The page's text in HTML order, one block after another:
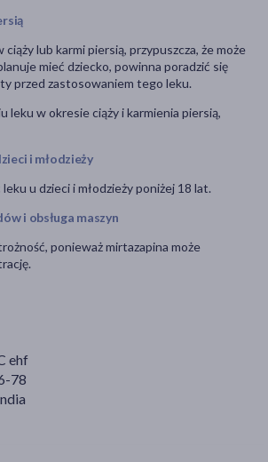
ehf
78
ciąży lub karmi piersią, przypuszcza, że może
mieć dziecko, powinna poradzić się
przed zastosowaniem tego leku.
leku w okresie ciąży i karmienia piersią,
i młodzieży
u dzieci i młodzieży poniżej 18 lat.
i obsługa maszyn
ponieważ mirtazapina może